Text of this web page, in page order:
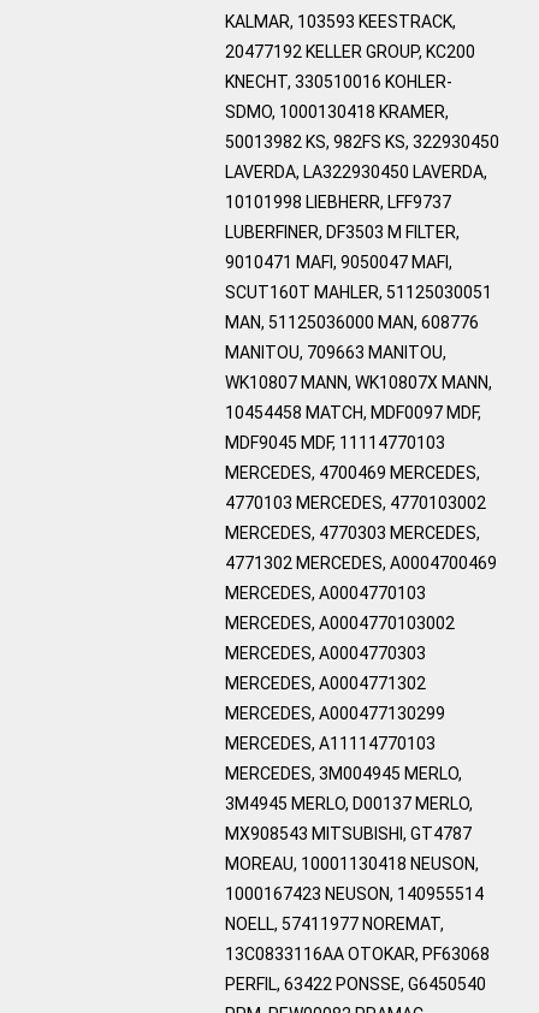
KALMAR, 103593 KEESTRACK,
20477192 KELLER GROUP, KC200
KNECHT, 330510016 KOHLER-
SDMO, 1000130418 KRAMER,
50013982 KS, 982FS KS, 322930450
LAVERDA, LA322930450 LAVERDA,
10101998 LIEBHERR, LFF9737
LUBERFINER, DF3503 M FILTER,
9010471 MAFI, 9050047 MAFI,
SCUT160T MAHLER, 51125030051
MAN, 51125036000 MAN, 608776
MANITOU, 709663 MANITOU,
WK10807 MANN, WK10807X MANN,
10454458 MATCH, MDF0097 MDF,
MDF9045 MDF, 11114770103
MERCEDES, 4700469 MERCEDES,
4770103 MERCEDES, 4770103002
MERCEDES, 4770303 MERCEDES,
4771302 MERCEDES, A0004700469
MERCEDES, A0004770103
MERCEDES, A0004770103002
MERCEDES, A0004770303
MERCEDES, A0004771302
MERCEDES, A000477130299
MERCEDES, A11114770103
MERCEDES, 3M004945 MERLO,
3M4945 MERLO, D00137 MERLO,
MX908543 MITSUBISHI, GT4787
MOREAU, 10001130418 NEUSON,
1000167423 NEUSON, 140955514
NOELL, 57411977 NOREMAT,
13C0833116AA OTOKAR, PF63068
PERFIL, 63422 PONSSE, G6450540